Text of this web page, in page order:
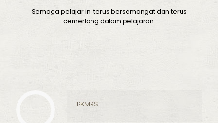
Semoga pelajar ini terus bersemangat dan terus
cemerlang dalam pelajaran.
PKMRS